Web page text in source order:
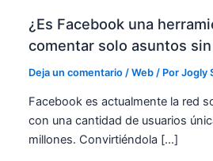
¿Es Facebook una
comentar solo asuntos
Deja un comentario /Web / PorJogly
Facebook es actualmente la red
con una cantidad de usuarios
millones. Convirtiéndola […]